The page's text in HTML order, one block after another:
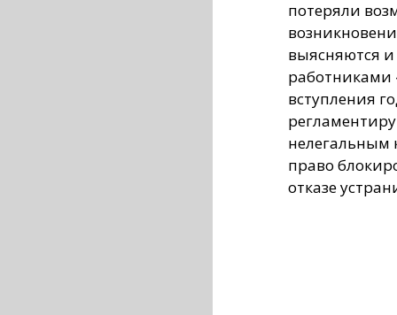
потеряли
выясняются и
работниками
вступления
нелегальным
право
отказе